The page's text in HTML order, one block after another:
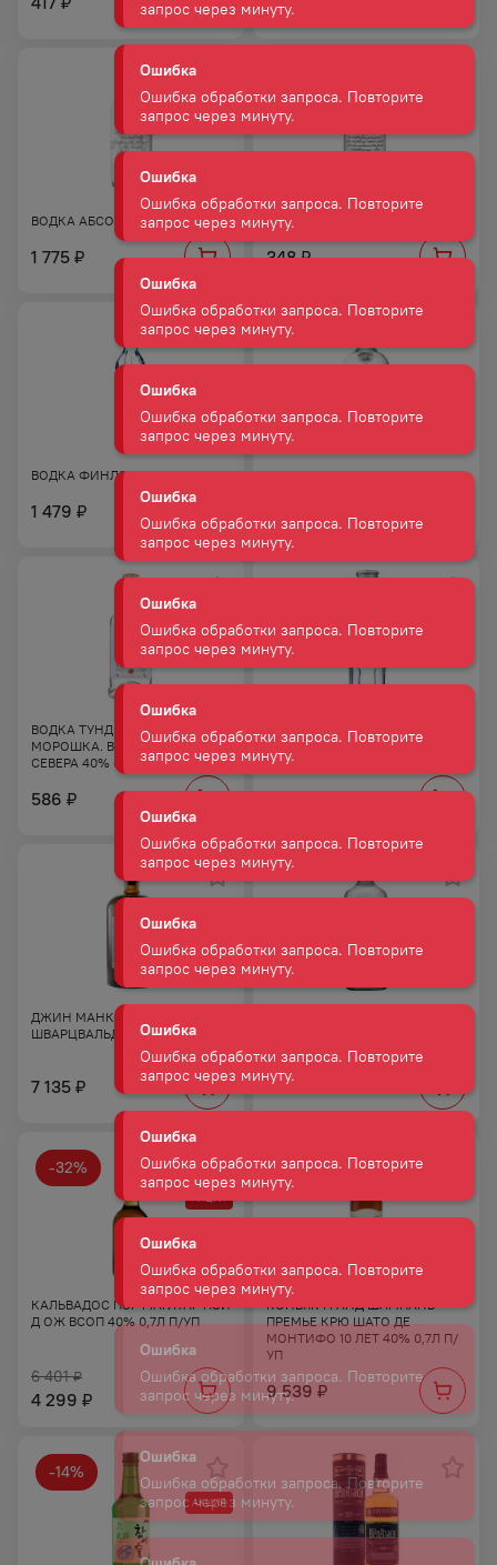
ВОДКА АБСОЛЮТ 40% 0,5Л
1 775 ₽
ВОДКА АБСОЛЮТ 40% 0,05Л
348 ₽
ВОДКА ФИНЛЯНДИЯ 40% 0,5Л
1 479 ₽
ВОДКА АБСОЛЮТ 40% 0,7Л
ВОДКА ТУНДРА СЕВЕРНАЯ
МОРОШКА. ВОДКА КРАЙНЕГО
СЕВЕРА 40% 0,5Л
586 ₽
ВОДКА ФИНЛЯНДИЯ 40%
0,05Л
ДЖИН МАНКИ 47
ШВАРЦВАЛЬД ДРАЙ 47% 0,5Л
7 135 ₽
0,7Л
2 817
-32%
АКЦИЯ
КАЛЬВАДОС ПЭР МАГЛУАР ПЭИ
Д ОЖ ВСОП 40% 0,7Л П/УП
6 401 ₽
4 299 ₽
КОНЬЯК ГРАНД ШАМПАНЬ
ПРЕМЬЕ КРЮ ШАТО ДЕ
МОНТИФО 10 ЛЕТ 40% 0,7Л П/
УП
9 539 ₽
-14%
АКЦИЯ
Ошибка
Ошибка обработки запроса. Повторите
Ошибка
Ошибка обработки запроса. Повторите
Ошибка
Ошибка обработки запроса. Повторите
Ошибка
Ошибка обработки запроса. Повторите
Ошибка
Ошибка обработки запроса. Повторите
Ошибка
Ошибка обработки запроса. Повторите
Ошибка
Ошибка обработки запроса. Повторите
Ошибка
Ошибка обработки запроса. Повторите
Ошибка
Ошибка обработки запроса. Повторите
Ошибка
Ошибка обработки запроса. Повторите